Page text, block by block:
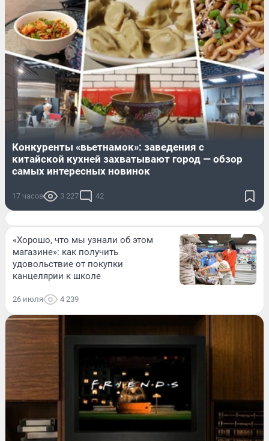
Конкуренты «вьетнамок»: заведения с
китайской кухней захватывают город — обзор
самых интересных новинок
17 часов 3 227 42
«Хорошо, что мы узнали об этом
магазине»: как получить
удовольствие от покупки
канцелярии к школе
26 июля 4 239